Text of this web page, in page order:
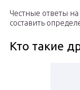
Честные ответы
составить
Кто такие